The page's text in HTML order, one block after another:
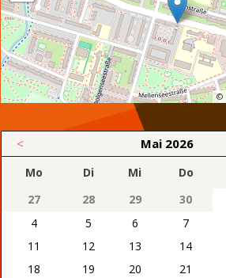
©
< Mai 2026
Mo Di Mi Do
27
28 29 30
4
5 6 7
11
12 13 14
18
19 20 21